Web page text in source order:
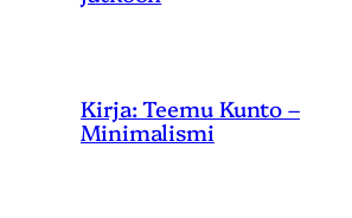
Kirja: Teemu Kunto –
Minimalismi